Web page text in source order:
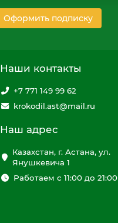
Оформить подписку
Наши контакты
+7 771 149 99 62
krokodil.ast@mail.ru
Наш адрес
Казахстан, г. Астана, ул.
Янушкевича 1
Работаем с 11:00 до 21:00